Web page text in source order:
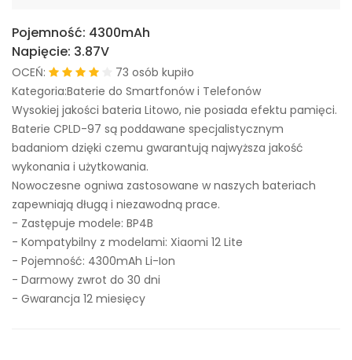
Pojemność: 4300mAh
Napięcie: 3.87V
OCEŃ:
73 osób kupiło
Kategoria:Baterie do Smartfonów i Telefonów
Wysokiej jakości bateria Litowo, nie posiada efektu pamięci.
Baterie CPLD-97 są poddawane specjalistycznym
badaniom dzięki czemu gwarantują najwyższa jakość
wykonania i użytkowania.
Nowoczesne ogniwa zastosowane w naszych bateriach
zapewniają długą i niezawodną prace.
- Zastępuje modele: BP4B
- Kompatybilny z modelami: Xiaomi 12 Lite
- Pojemność: 4300mAh Li-Ion
- Darmowy zwrot do 30 dni
- Gwarancja 12 miesięcy